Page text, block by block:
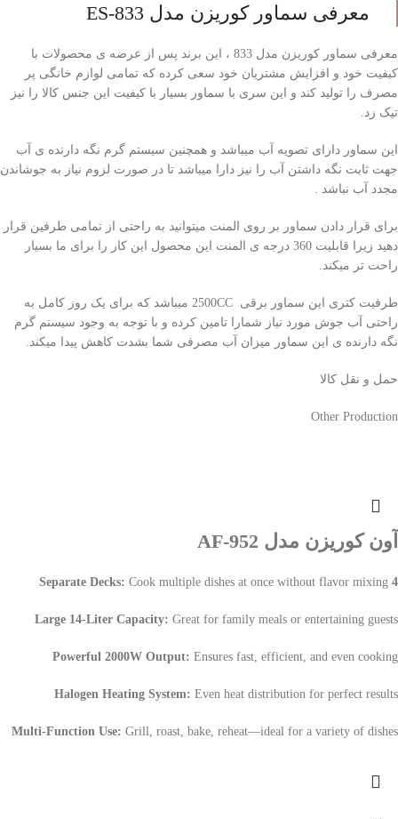
معرفی سماور کوریزن مدل ES-833
معرفی سماور کوریزن مدل 833 ، این برند پس از عرضه ی محصولات با
کیفیت خود و افزایش مشتریان خود سعی کرده که تمامی لوازم خانگی پر
مصرف را تولید کند و این سری با سماور بسیار با کیفیت این جنس کالا را نیز
تیک زد.
این سماور دارای تصویه آب میباشد و همچنین سیستم گرم نگه دارنده ی آب
جهت ثابت نگه داشتن آب را نیز دارا میباشد تا در صورت لزوم نیاز به جوشاندن
مجدد آب نباشد .
برای قرار دادن سماور بر روی المنت میتوانید به راحتی از تمامی طرفین قرار
دهید زیرا قابلیت 360 درجه ی المنت این محصول این کار را برای ما بسیار
راحت تر میکند.
طرفیت کتری این سماور برقی 2500CC میباشد که برای یک روز کامل به
راحتی آب جوش مورد نیاز شمارا تامین کرده و با توجه به وجود سیستم گرم
نگه دارنده ی این سماور میزان آب مصرفی شما بشدت کاهش پیدا میکند.
حمل و نقل کالا
Other Production
آون کوریزن مدل AF-952
4 Separate Decks:
Cook multiple dishes at once without flavor mixing
Large 14-Liter Capacity: Great for family meals or entertaining guests
Powerful 2000W Output: Ensures fast, efficient, and even cooking
Halogen Heating System: Even heat distribution for perfect results
Multi-Function Use: Grill, roast, bake, reheat—ideal for a variety of dishes